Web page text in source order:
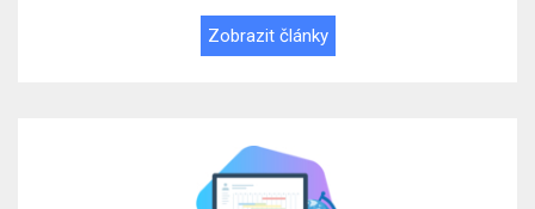
Zobrazit články